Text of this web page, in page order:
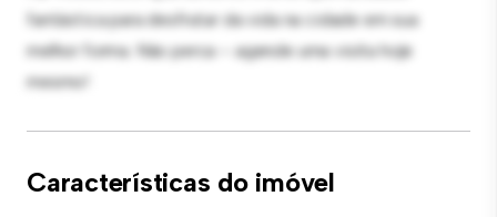
fantástica para desfrutar da vida na cidade em sua
melhor forma. Não perca – agende uma visita hoje
mesmo!
Características do imóvel